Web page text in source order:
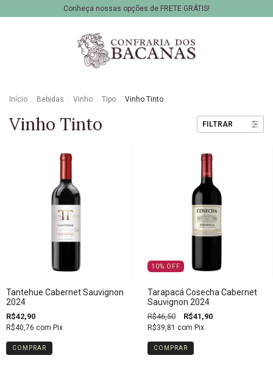
Conheça nossas opções de FRETE GRÁTIS!
Início . Bebidas . Vinho . Tipo . Vinho Tinto
Vinho Tinto FILTRAR
Tantehue Cabernet Sauvignon
2024
R$42,90
R$40,76 com Pix
10% OFF
Tarapacá Cosecha Cabernet
Sauvignon 2024
R$46,50 R$41,90
R$39,81 com Pix